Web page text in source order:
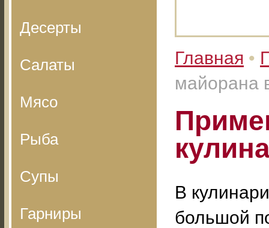
Десерты
Салаты
Мясо
Рыба
Супы
Гарниры
Главная •
майорана
В
большой